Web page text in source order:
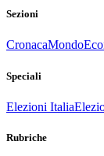
Sezioni
CronacaMondo
Speciali
Elezioni Italia
Rubriche